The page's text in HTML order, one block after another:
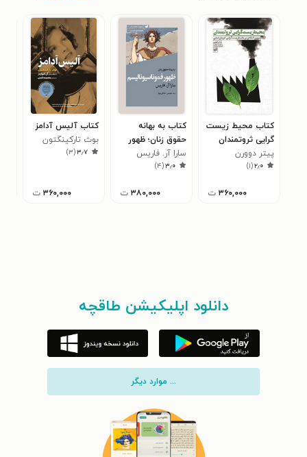
کتاب محیط زیست
گرایی ثروتمندان
پیتر دوورن
۲٫۰(۱)
۳۶۰,۰۰۰ ت
کتاب به بهانه
حقوق زنان؛ ظهور
فموناسیونالیسم
سارا آر. فاریس
۳٫۰(۴)
۳۸۰,۰۰۰ ت
کتاب آلیس آدامز
بوث تارکینگتون
۳٫۷(۳)
۳۶۰,۰۰۰ ت
دانلود اپلیکیشن طاقچه
... موارد دیگر